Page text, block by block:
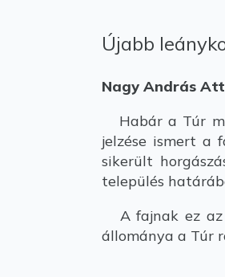
Újabb
Nagy András
Habár a Túr
jelzése ismert a
sikerült
település
A fajnak ez az
állománya a Túr